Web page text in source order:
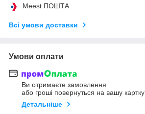
Meest ПОШТА
Всі умови доставки
Умови оплати
Ви отримаєте замовлення
або гроші повернуться на вашу картку
Детальніше